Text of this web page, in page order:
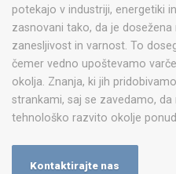
potekajo v industriji, energetiki
zasnovani tako, da je
zanesljivost in varnost. To
čemer vedno upoštevamo
okolja. Znanja, ki jih
strankami, saj se zavedamo,
tehnološko razvito okolje
Kontaktirajte nas